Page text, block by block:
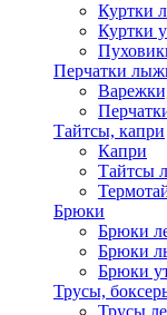
Куртки
Куртки
Перчатки
Тайтсы, капри
Капри
Тайтсы
Брюки
Брюки
Брюки
Брюки
Трусы,
Трусы